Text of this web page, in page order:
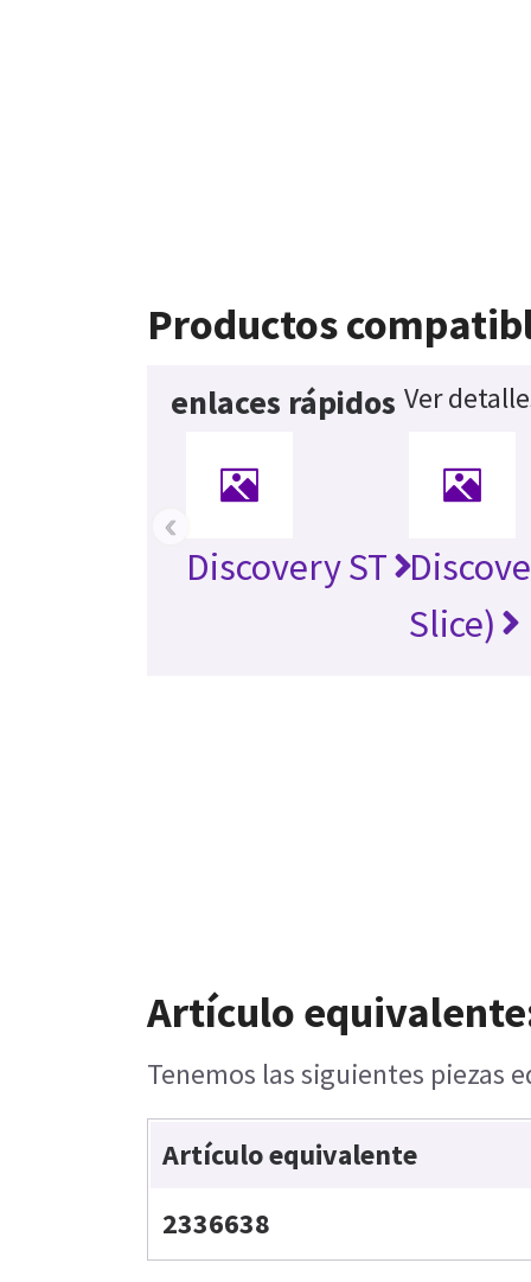
Productos
enlaces rápidos Ver
Discovery ST
Slice)
‹
Artículo
Tenemos las siguientes piezas
Artículo equivalente
2336638